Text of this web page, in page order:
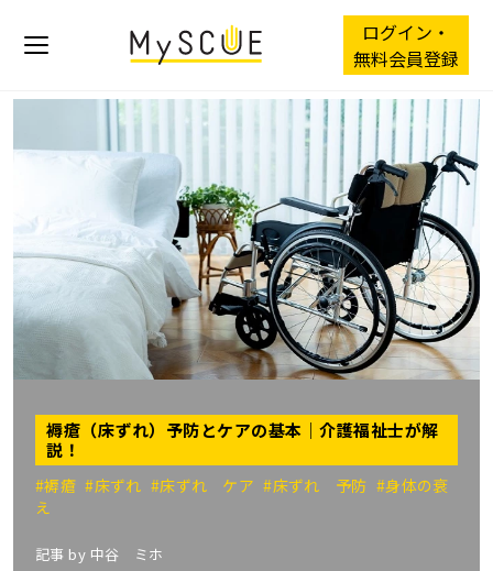
ログイン・
無料会員登録
褥瘡（床ずれ）予防とケアの基本｜介護福祉士が解
説！
#褥瘡#床ずれ #床ずれ ケア#床ずれ 予防#身体の衰
え
記事 by 中谷 ミホ